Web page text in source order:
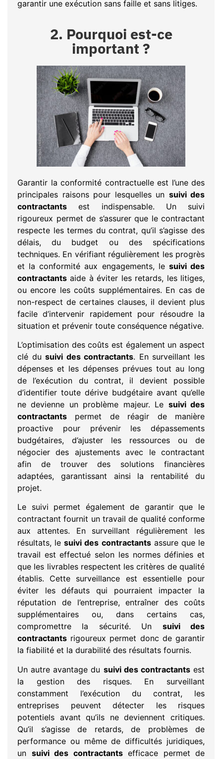
garantir une exécution sans faille et sans litiges.
2. Pourquoi est-ce
important ?
Garantir la conformité contractuelle est l’une des
principales raisons pour lesquelles un suivi des
contractants est indispensable. Un suivi
rigoureux permet de s’assurer que le contractant
respecte les termes du contrat, qu’il s’agisse des
délais, du budget ou des spécifications
techniques. En vérifiant régulièrement les progrès
et la conformité aux engagements, le suivi des
contractants aide à éviter les retards, les litiges,
ou encore les coûts supplémentaires. En cas de
non-respect de certaines clauses, il devient plus
facile d’intervenir rapidement pour résoudre la
situation et prévenir toute conséquence négative.
L’optimisation des coûts est également un aspect
clé dusuivi des contractants. En surveillant les
dépenses et les dépenses prévues tout au long
de l’exécution du contrat, il devient possible
d’identifier toute dérive budgétaire avant qu’elle
ne devienne un problème majeur. Le suivi des
contractants permet de réagir de manière
proactive pour prévenir les dépassements
budgétaires, d’ajuster les ressources ou de
négocier des ajustements avec le contractant
afin de trouver des solutions financières
adaptées, garantissant ainsi la rentabilité du
projet.
Le suivi permet également de garantir que le
contractant fournit un travail de qualité conforme
aux attentes. En surveillant régulièrement les
résultats, lesuivi des contractantsassure que le
travail est effectué selon les normes définies et
que les livrables respectent les critères de qualité
établis. Cette surveillance est essentielle pour
éviter les défauts qui pourraient impacter la
réputation de l’entreprise, entraîner des coûts
supplémentaires ou, dans certains cas,
compromettre la sécurité. Un suivi des
contractants rigoureux permet donc de garantir
la fiabilité et la durabilité des résultats fournis.
Un autre avantage du suivi des contractantsest
la gestion des risques. En surveillant
constamment l’exécution du contrat, les
entreprises peuvent détecter les risques
potentiels avant qu’ils ne deviennent critiques.
Qu’il s’agisse de retards, de problèmes de
performance ou même de difficultés juridiques,
un suivi des contractantsefficace permet de